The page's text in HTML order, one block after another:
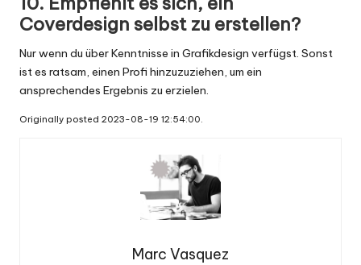
Coverdesign selbst zu erstellen?
Nur wenn du über Kenntnisse in Grafikdesign verfügst. Sonst
ist es ratsam, einen Profi hinzuzuziehen, um ein
ansprechendes Ergebnis zu erzielen.
Originally posted 2023-08-19 12:54:00.
Marc Vasquez